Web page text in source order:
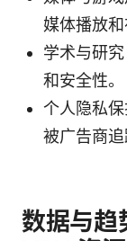
媒体播放和
学术与研
和安全性。
个人隐私
被广告商追
数据与趋